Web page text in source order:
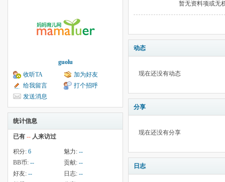
guolu
收听TA
加为好友
给我留言
打个招呼
发送消息
统计信息
已有 -- 人来访过
积分: 6 魅力:--
BB币: -- 贡献:--
好友: -- 日志:--
暂无资料项或无
动态
现在还没有动态
分享
现在还没有分享
日志